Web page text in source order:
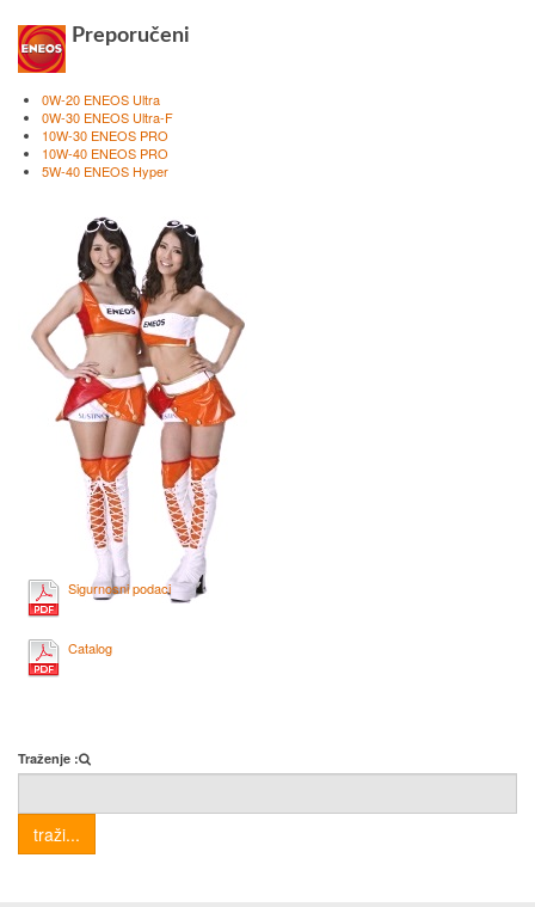
Preporučeni
0W-20 ENEOS Ultra
0W-30 ENEOS Ultra-F
10W-30 ENEOS PRO
10W-40 ENEOS PRO
5W-40 ENEOS Hyper
Sigurnosni podaci
Catalog
Traženje :
traži...